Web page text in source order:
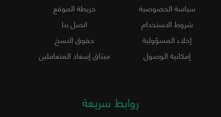
سياسة الخصوصية
خريطة الموقع
شروط الاستخدام
اتصل بنا
إخلاء المسؤولية
حقوق النسخ
إمكانية الوصول
ميثاق إسعاد المتعاملين
روابط سريعة